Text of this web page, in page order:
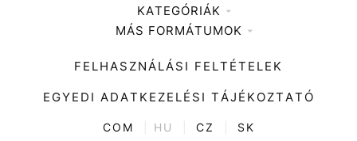
Médiaajánlat
KATEGÓRIÁK
Zene
Divat
Kultúra
ENTR
MÁS FORMÁTUMOK
FELHASZNÁLÁSI FELTÉTELEK
EGYEDI ADATKEZELÉSI TÁJÉKOZTATÓ
COM HU CZ SK